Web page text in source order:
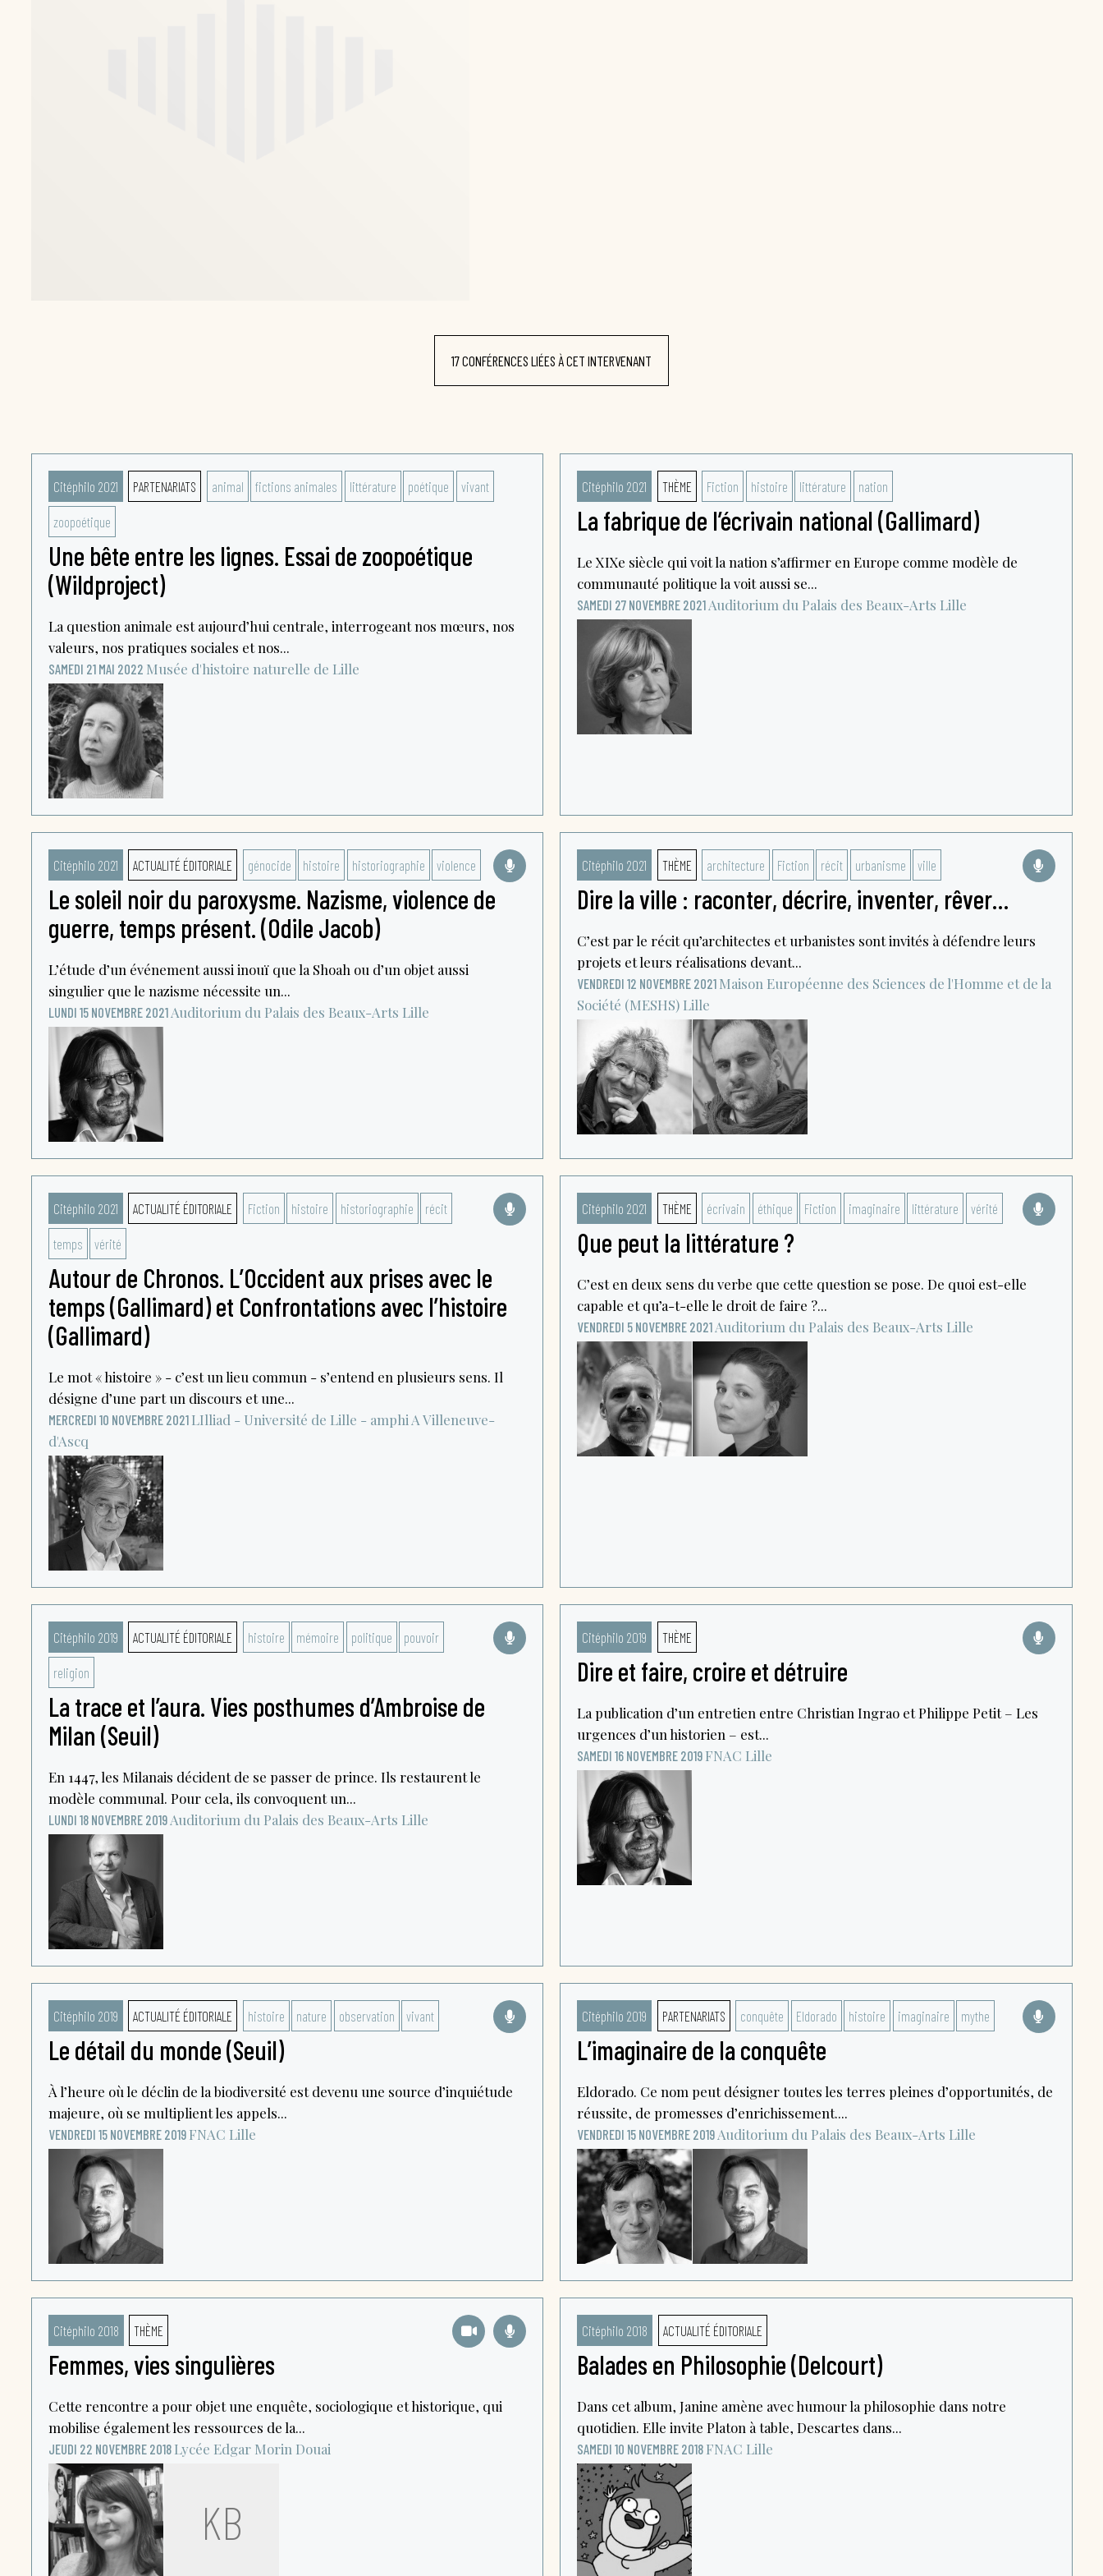
17 CONFÉRENCES LIÉES À CET INTERVENANT
Citéphilo 2021 PARTENARIATS animal fictions animales littérature poétique vivant
zoopoétique
Une bête entre les lignes. Essai de zoopoétique
(Wildproject)
La question animale est aujourd’hui centrale, interrogeant nos mœurs, nos
valeurs, nos pratiques sociales et nos...
SAMEDI 21 MAI 2022 Musée d'histoire naturelle de Lille
Citéphilo 2021 THÈME Fiction histoire littérature nation
La fabrique de l’écrivain national (Gallimard)
Le XIXe siècle qui voit la nation s’affirmer en Europe comme modèle de
communauté politique la voit aussi se...
SAMEDI 27 NOVEMBRE 2021Auditorium du Palais des Beaux-Arts Lille
Citéphilo 2021 ACTUALITÉ ÉDITORIALE génocide histoire historiographie violence
Le soleil noir du paroxysme. Nazisme, violence de
guerre, temps présent. (Odile Jacob)
L’étude d’un événement aussi inouï que la Shoah ou d’un objet aussi
singulier que le nazisme nécessite un...
LUNDI 15 NOVEMBRE 2021Auditorium du Palais des Beaux-Arts Lille
Citéphilo 2021 THÈME architecture Fiction récit urbanisme ville
Dire la ville : raconter, décrire, inventer, rêver…
C’est par le récit qu’architectes et urbanistes sont invités à défendre leurs
projets et leurs réalisations devant...
VENDREDI 12 NOVEMBRE 2021 Maison Européenne des Sciences de l'Homme et de la
Société (MESHS) Lille
Citéphilo 2021 ACTUALITÉ ÉDITORIALE Fiction histoire historiographie récit
temps vérité
Autour de Chronos. L’Occident aux prises avec le
temps (Gallimard) et Confrontations avec l’histoire
(Gallimard)
Le mot « histoire » - c’est un lieu commun - s’entend en plusieurs sens. Il
désigne d’une part un discours et une...
MERCREDI 10 NOVEMBRE 2021 LIlliad - Université de Lille - amphi AVilleneuve-
d'Ascq
Citéphilo 2021 THÈME écrivain éthique Fiction imaginaire littérature vérité
Que peut la littérature ?
C’est en deux sens du verbe que cette question se pose. De quoi est-elle
capable et qu’a-t-elle le droit de faire ?...
VENDREDI 5 NOVEMBRE 2021Auditorium du Palais des Beaux-Arts Lille
Citéphilo 2019 ACTUALITÉ ÉDITORIALE histoire mémoire politique pouvoir
religion
La trace et l’aura. Vies posthumes d’Ambroise de
Milan (Seuil)
En 1447, les Milanais décident de se passer de prince. Ils restaurent le
modèle communal. Pour cela, ils convoquent un...
LUNDI 18 NOVEMBRE 2019Auditorium du Palais des Beaux-Arts Lille
Citéphilo 2019 THÈME
Dire et faire, croire et détruire
La publication d’un entretien entre Christian Ingrao et Philippe Petit – Les
urgences d’un historien – est...
SAMEDI 16 NOVEMBRE 2019 FNAC Lille
Citéphilo 2019 ACTUALITÉ ÉDITORIALE histoire nature observation vivant
Le détail du monde (Seuil)
À l’heure où le déclin de la biodiversité est devenu une source d’inquiétude
majeure, où se multiplient les appels...
VENDREDI 15 NOVEMBRE 2019 FNAC Lille
Citéphilo 2019 PARTENARIATS conquête Eldorado histoire imaginaire mythe
L’imaginaire de la conquête
Eldorado. Ce nom peut désigner toutes les terres pleines d’opportunités, de
réussite, de promesses d’enrichissement....
VENDREDI 15 NOVEMBRE 2019Auditorium du Palais des Beaux-Arts Lille
Citéphilo 2018 THÈME
Femmes, vies singulières
Cette rencontre a pour objet une enquête, sociologique et historique, qui
mobilise également les ressources de la...
JEUDI 22 NOVEMBRE 2018 Lycée Edgar Morin Douai
KB
Citéphilo 2018 ACTUALITÉ ÉDITORIALE
Balades en Philosophie (Delcourt)
Dans cet album, Janine amène avec humour la philosophie dans notre
quotidien. Elle invite Platon à table, Descartes dans...
SAMEDI 10 NOVEMBRE 2018 FNAC Lille